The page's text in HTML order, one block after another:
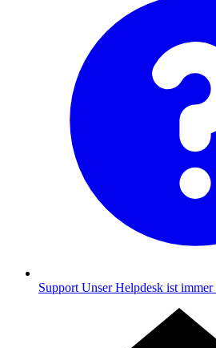
Support Unser Helpdesk ist